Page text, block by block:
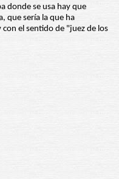
donde se usa hay que
que sería la que ha
el sentido de "juez de los